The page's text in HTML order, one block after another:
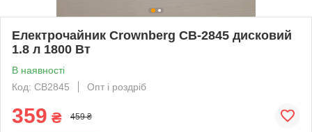
Електрочайник Crownberg CB-2845 дисковий
1.8 л 1800 Вт
В наявності
Код: CB2845
Опт і роздріб
359 ₴ 459 ₴